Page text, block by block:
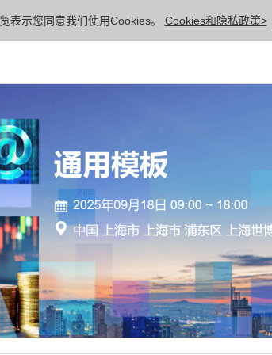
表示您同意我们使用Cookies。 Cookies和隐私政策>